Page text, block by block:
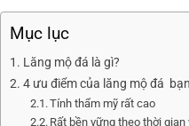
Mục lục
Lăng mộ đá là gì?
4 ưu điểm của lăng mộ đá
Tính thẩm mỹ rất cao
Rất bền vững theo thời